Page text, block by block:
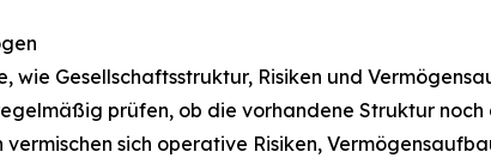
Gesellschaftsstruktur, Risiken und
prüfen, ob die vorhandene Struktur noch
sich operative Risiken,